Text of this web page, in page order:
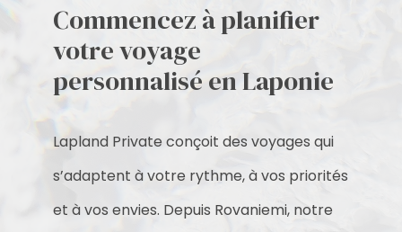
Commencez à planifier
votre voyage
personnalisé en Laponie
Lapland Private conçoit des voyages qui
s’adaptent à votre rythme, à vos priorités
et à vos envies. Depuis Rovaniemi, notre